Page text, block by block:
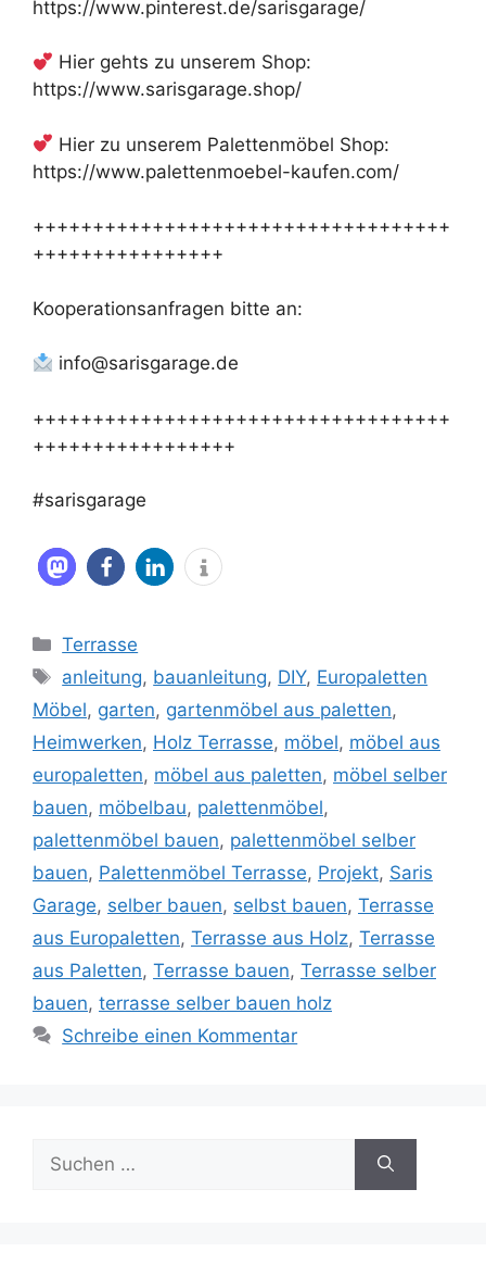
https://www.pinterest.de/sarisgarage/
Hier gehts zu unserem Shop:
https://www.sarisgarage.shop/
Hier zu unserem Palettenmöbel Shop:
https://www.palettenmoebel-kaufen.com/
+++++++++++++++++++++++++++++++++++
++++++++++++++++
Kooperationsanfragen bitte an:
info@sarisgarage.de
+++++++++++++++++++++++++++++++++++
+++++++++++++++++
#sarisgarage
Kategorien
Terrasse
Schlagwörter
anleitung, bauanleitung, DIY, Europaletten
Möbel, garten, gartenmöbel aus paletten,
Heimwerken, Holz Terrasse, möbel, möbel aus
europaletten, möbel aus paletten, möbel selber
bauen, möbelbau, palettenmöbel,
palettenmöbel bauen, palettenmöbel selber
bauen, Palettenmöbel Terrasse, Projekt, Saris
Garage, selber bauen, selbst bauen, Terrasse
aus Europaletten, Terrasse aus Holz, Terrasse
aus Paletten, Terrasse bauen, Terrasse selber
bauen, terrasse selber bauen holz
Schreibe einen Kommentar
nach: